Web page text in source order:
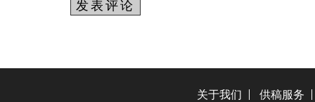
关于我们 供稿服务